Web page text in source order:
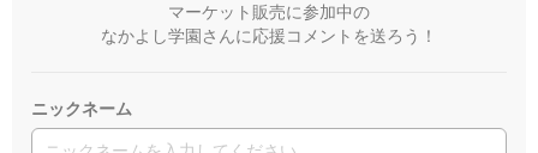
マーケット販売に参加中の
なかよし学園さんに応援コメントを送ろう！
ニックネーム